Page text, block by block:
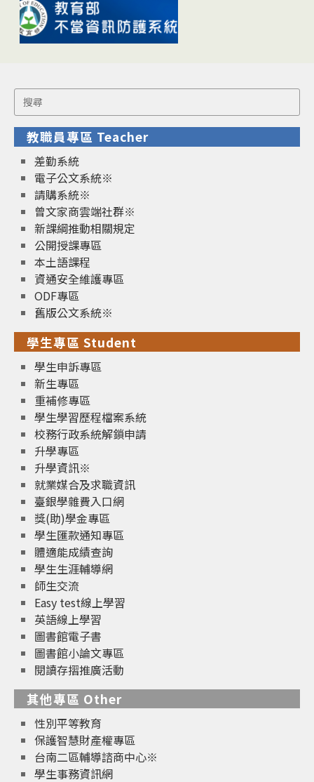
Search
for:
教職員專區 Teacher
差勤系統
電子公文系統※
請購系統※
曾文家商雲端社群※
新課綱推動相關規定
公開授課專區
本土語課程
資通安全維護專區
ODF專區
舊版公文系統※
學生專區 Student
學生申訴專區
新生專區
重補修專區
學生學習歷程檔案系統
校務行政系統解鎖申請
升學專區
升學資訊※
就業媒合及求職資訊
臺銀學雜費入口網
獎(助)學金專區
學生匯款通知專區
體適能成績查詢
學生生涯輔導網
師生交流
Easy test線上學習
英語線上學習
圖書館電子書
圖書館小論文專區
閱讀存摺推廣活動
其他專區 Other
性別平等教育
保護智慧財產權專區
台南二區輔導諮商中心※
學生事務資訊網